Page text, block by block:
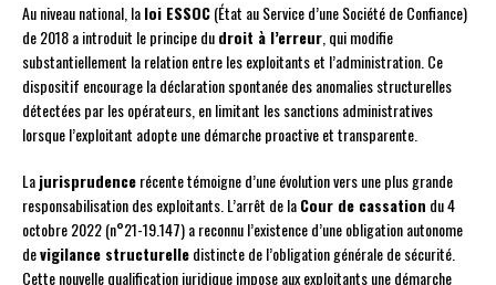
Au niveau national, laloi ESSOC(État au Service d’une Société de Confiance)
de 2018 a introduit le principe dudroit à l’erreur , qui modifie
substantiellement la relation entre les exploitants et l’administration. Ce
dispositif encourage la déclaration spontanée des anomalies structurelles
détectées par les opérateurs, en limitant les sanctions administratives
lorsque l’exploitant adopte une démarche proactive et transparente.
Lajurisprudencerécente témoigne d’une évolution vers une plus grande
responsabilisation des exploitants. L’arrêt de laCour de cassation du 4
octobre 2022 (n°21-19.147) a reconnu l’existence d’une obligation autonome
devigilance structurelledistincte de l’obligation générale de sécurité.
Cette nouvelle qualification juridique impose aux exploitants une démarche